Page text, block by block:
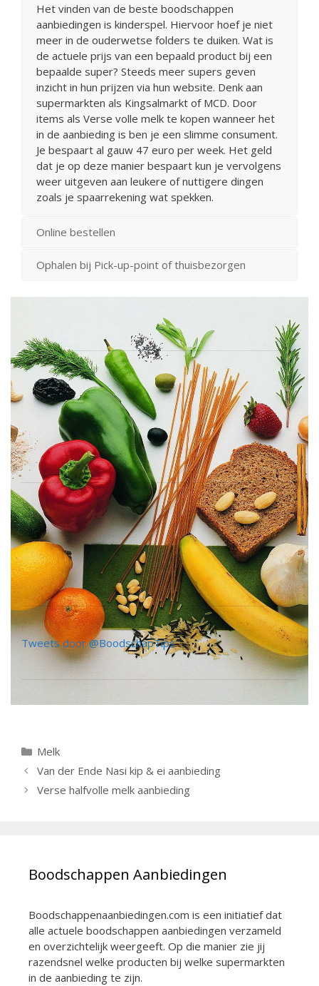
Het vinden van de beste boodschappen
aanbiedingen is kinderspel. Hiervoor hoef je niet
meer in de ouderwetse folders te duiken. Wat is
de actuele prijs van een bepaald product bij een
bepaalde super? Steeds meer supers geven
inzicht in hun prijzen via hun website. Denk aan
supermarkten als Kingsalmarkt of MCD. Door
items als Verse volle melk te kopen wanneer het
in de aanbieding is ben je een slimme consument.
Je bespaart al gauw 47 euro per week. Het geld
dat je op deze manier bespaart kun je vervolgens
weer uitgeven aan leukere of nuttigere dingen
zoals je spaarrekening wat spekken.
Online bestellen
Ophalen bij Pick-up-point of thuisbezorgen
Tweets door @BoodschapTips
Categorieën
Melk
Berichtnavigatie
Van der Ende Nasi kip & ei aanbieding
Verse halfvolle melk aanbieding
Boodschappen Aanbiedingen
Boodschappenaanbiedingen.com is een initiatief dat
alle actuele boodschappen aanbiedingen verzameld
en overzichtelijk weergeeft. Op die manier zie jij
razendsnel welke producten bij welke supermarkten
in de aanbieding te zijn.